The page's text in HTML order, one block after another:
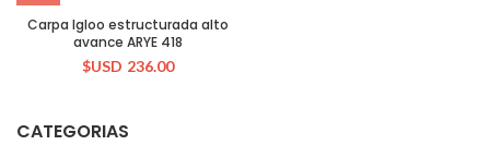
CATEGORIAS
Carpa Igloo estructurada alto
avance ARYE 418
$USD 236.00